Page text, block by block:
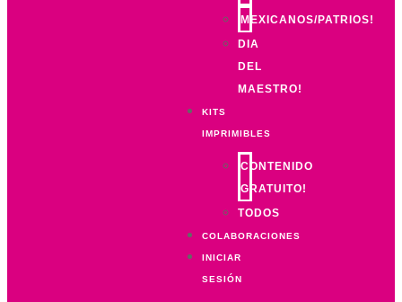
MEXICANOS/PATRIOS!
DIA
DEL
MAESTRO!
KITS
IMPRIMIBLES
CONTENIDO
GRATUITO!
TODOS
COLABORACIONES
INICIAR
SESIÓN